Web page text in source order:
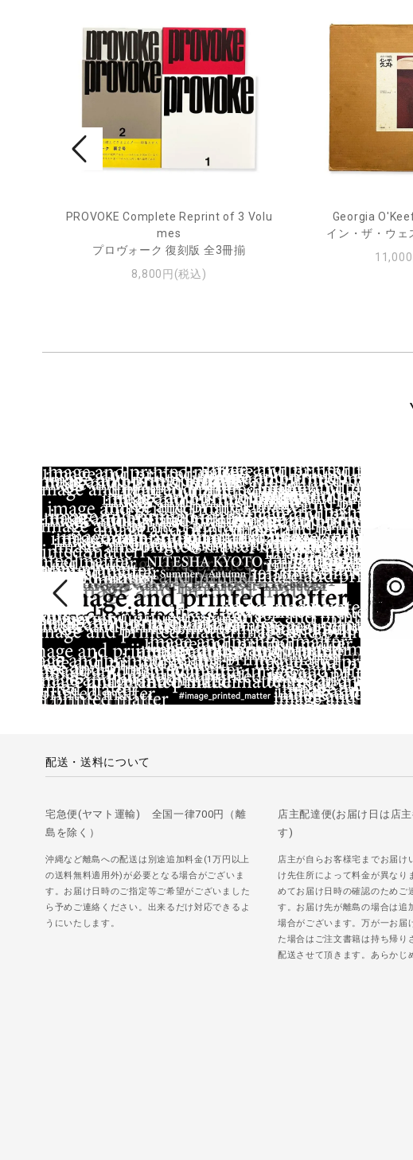
PROVOKE Complete Reprint of 3 Volu
mes
プロヴォーク 復刻版 全3冊揃
8,800円(税込)
Georgia
イン・ザ・ウェ
配送・送料について
宅急便(ヤマト運輸) 全国一律700円（離
島を除く）
沖縄など離島への配送は別途追加料金(1万円以上
の送料無料適用外)が必要となる場合がございま
す。お届け日時のご指定等ご希望がございました
ら予めご連絡ください。出来るだけ対応できるよ
うにいたします。
店主配達便(お届け日は店
す)
店主が自らお客様宅までお届け
け先住所によって料金が異なり
めてお届け日時の確認のためご
す。お届け先が離島の場合は追
場合がございます。万が一お届
た場合はご注文書籍は持ち帰り
配送させて頂きます。あらかじ